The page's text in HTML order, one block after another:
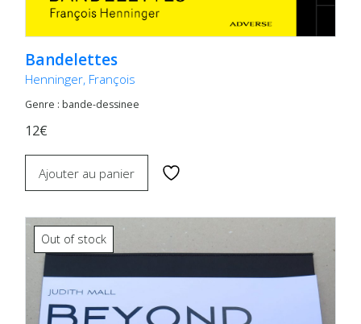
Bandelettes
Henninger, François
Genre : bande-dessinee
12€
Ajouter au panier
Out of stock